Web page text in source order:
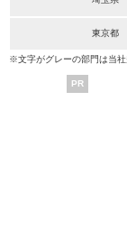
東京都
※文字がグレーの部門は当社
PR